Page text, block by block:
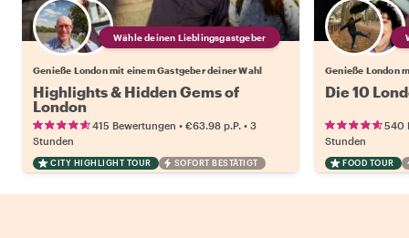
Wähle deinen Lieblingsgastgeber
Genieße London mit einem Gastgeber deiner Wahl
Highlights & Hidden Gems of
London
415 Bewertungen • €63.98 p.P. • 3
Stunden
CITY HIGHLIGHT TOUR SOFORT BESTÄTIGT
Genieße London
Die 10
540
Stunden
FOOD TOUR